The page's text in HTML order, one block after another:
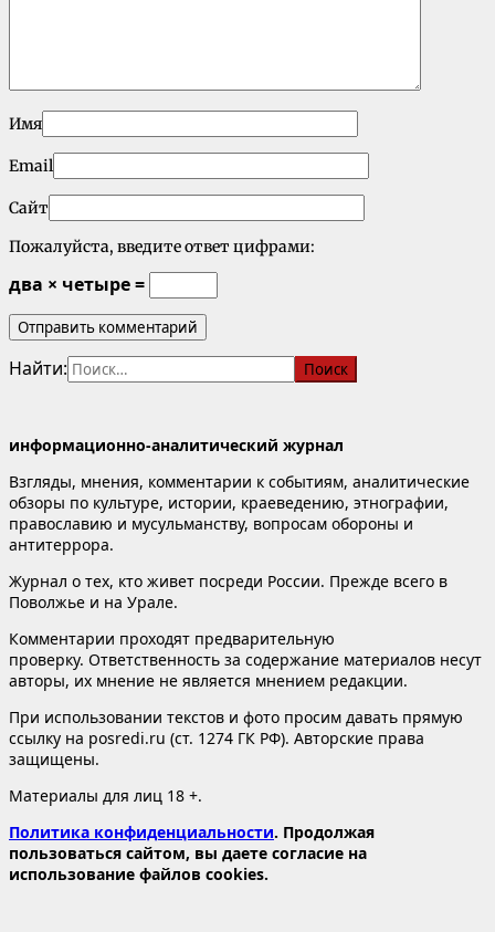
Имя
Email
Сайт
Пожалуйста, введите ответ цифрами:
два × четыре =
Найти:
информационно-аналитический журнал
Взгляды, мнения, комментарии к событиям, аналитические
обзоры по культуре, истории, краеведению, этнографии,
православию и мусульманству, вопросам обороны и
антитеррора.
Журнал о тех, кто живет посреди России. Прежде всего в
Поволжье и на Урале.
Комментарии проходят предварительную
проверку. Ответственность за содержание материалов несут
авторы, их мнение не является мнением редакции.
При использовании текстов и фото просим давать прямую
ссылку на posredi.ru (ст. 1274 ГК РФ). Авторские права
защищены.
Материалы для лиц 18 +.
Политика конфиденциальности. Продолжая
пользоваться сайтом, вы даете согласие на
использование файлов cookies.